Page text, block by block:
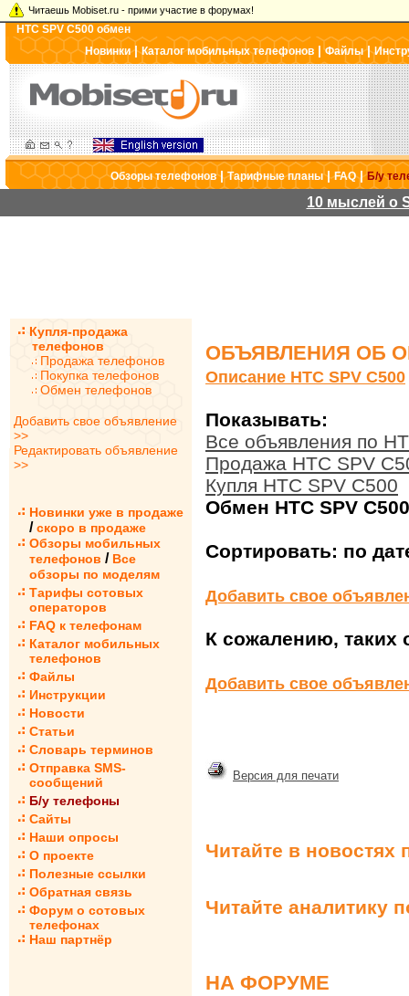
Читаешь Mobiset.ru - прими участие в форумах!
HTC SPV C500 обмен
Новинки|Каталог мобильных телефонов |Файлы|
Обзоры телефонов|Тарифные планы|FAQ|Б/у
10 мыслей о
Купля-продажа
телефонов
Продажа телефонов
Покупка телефонов
Обмен телефонов
Добавить свое объявление
>>
Редактировать объявление
>>
Новинки уже в продаже
/ скоро в продаже
Обзоры мобильных
телефонов / Все
обзоры по моделям
Тарифы сотовых
операторов
FAQ к телефонам
Каталог мобильных
телефонов
Файлы
Инструкции
Новости
Статьи
Словарь терминов
Отправка SMS-
сообщений
Б/у телефоны
Сайты
Наши опросы
О проекте
Полезные ссылки
Обратная связь
Форум о сотовых
телефонах
Наш партнёр
ОБЪЯВЛЕНИЯ ОБ
Описание HTC SPV C500
Показывать:
Все объявления по
Продажа HTC SPV
Купля HTC SPV C500
Обмен HTC SPV C500
Сортировать: по
Добавить свое
К сожалению, таких
Добавить свое
Версия для печати
Читайте в новостях
Читайте аналитику
НА ФОРУМЕ